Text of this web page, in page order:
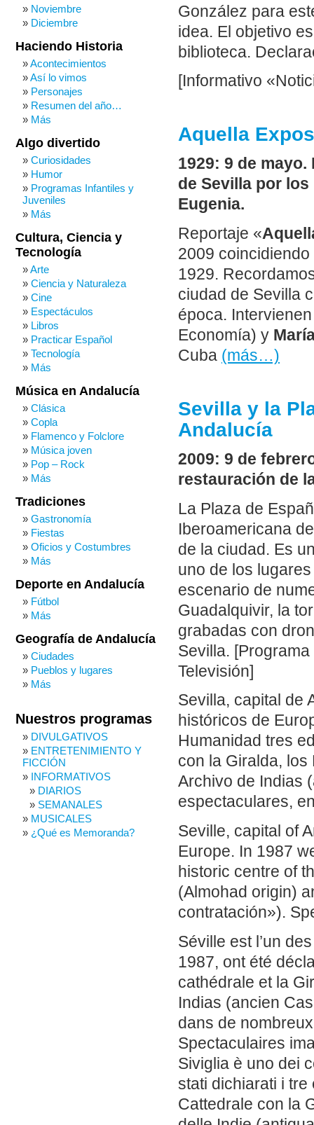
González para
idea. El objetivo
biblioteca.
[Informativo
Aquella
1929: 9 de
de Sevilla por
Eugenia.
Reportaje «
2009
1929.
ciudad de Sevilla
época.
Economía) y
Cuba (más…)
Sevilla y la
Andalucía
2009: 9 de
restauración de
La Plaza de
Iberoamericana
de la ciudad. Es
uno de los
escenario de
Guadalquivir, la
grabadas con
Sevilla.
Televisión]
Sevilla, capital de
históricos de
Humanidad tres
con la Giralda,
Archivo de Indias
espectaculares,
Seville, capital of
Europe. In 1987
historic centre of
(Almohad origin)
contratación»).
Séville est l’un
1987, ont été
cathédrale et la
Indias (ancien
dans de
Spectaculaires
Siviglia è uno dei
stati dichiarati i tre
Cattedrale con la
Noviembre
Diciembre
Haciendo Historia
Acontecimientos
Así lo vimos
Personajes
Resumen del año…
Más
Algo divertido
Curiosidades
Humor
Programas Infantiles y
Juveniles
Más
Cultura, Ciencia y
Tecnología
Arte
Ciencia y Naturaleza
Cine
Espectáculos
Libros
Practicar Español
Tecnología
Más
Música en Andalucía
Clásica
Copla
Flamenco y Folclore
Música joven
Pop – Rock
Más
Tradiciones
Gastronomía
Fiestas
Oficios y Costumbres
Más
Deporte en Andalucía
Fútbol
Más
Geografía de Andalucía
Ciudades
Pueblos y lugares
Más
Nuestros programas
DIVULGATIVOS
ENTRETENIMIENTO Y
FICCIÓN
INFORMATIVOS
DIARIOS
SEMANALES
MUSICALES
¿Qué es Memoranda?